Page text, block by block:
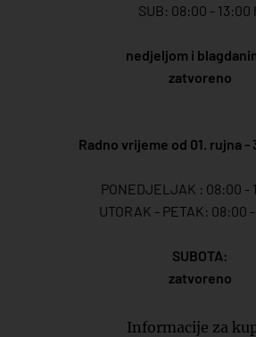
SUB: 08:00 - 13:00
nedjeljom i
zatvoreno
Radno vrijeme od 01. rujna -
PONEDJELJAK : 08:00 -
UTORAK - PETAK: 08:00
SUBOTA:
zatvoreno
Informacije za